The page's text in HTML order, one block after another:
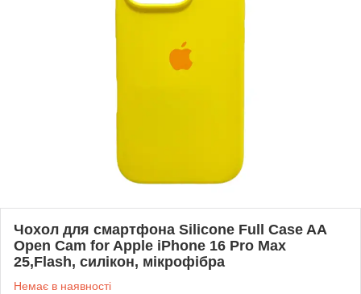
Чохол для смартфона Silicone Full Case AA
Open Cam for Apple iPhone 16 Pro Max
25,Flash, силікон, мікрофібра
Немає в наявності